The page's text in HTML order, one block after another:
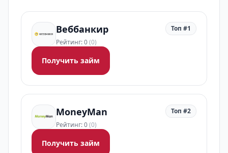
Веббанкир
Рейтинг: 0(0)
Топ #1
Получить займ
MoneyMan
Рейтинг: 0(0)
Топ #2
Получить займ